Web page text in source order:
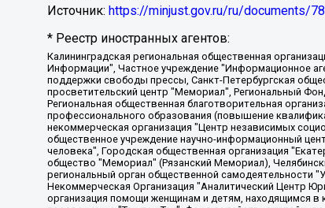
Источник: https://minjust.gov.ru/ru/documents/
* Реестр иностранных агентов:
Калининградская региональная общественная организация "Экозащита!-Женсовет", Фонд содействия защите прав и свобод граждан "Общественный вердикт", Фонд "Институт Развития Свободы Информации", Частное учреждение "Информационное агентство МЕМО. РУ", Региональная общественная организация "Общественная комиссия по сохранению наследия академика Сахарова", Фонд поддержки свободы прессы, Санкт-Петербургская общественная правозащитная организация "Гражданский контроль", Межрегиональная общественная организация "Информационно-просветительский центр "Мемориал", Региональный Фонд "Центр Защиты Прав Средств Массовой Информации", с 05.12.2023 Фонд "Центр Защиты Прав Средств массовой информации", Региональная общественная благотворительная организация помощи беженцам и мигрантам "Гражданское содействие", Негосударственное образовательное учреждение дополнительного профессионального образования (повышение квалификации) специалистов "АКАДЕМИЯ ПО ПРАВАМ ЧЕЛОВЕКА", Свердловская региональная общественная организация "Сутяжник", Автономная некоммерческая организация "Центр независимых социологических исследований", Союз общественных объединений "Российский исследовательский центр по правам человека", Региональное общественное учреждение научно-информационный центр "МЕМОРИАЛ", Некоммерческая организация "Фонд защиты гласности", Автономная некоммерческая организация "Институт прав человека", Городская общественная организация "Екатеринбургское общество "МЕМОРИАЛ", Городская общественная организация "Рязанское историко-просветительское и правозащитное общество "Мемориал" (Рязанский Мемориал), Челябинский региональный орган общественной самодеятельности – женское общественное объединение "Женщины Евразии", Челябинский региональный орган общественной самодеятельности "Уральская правозащитная группа", Фонд содействия защите здоровья и социальной справедливости имени Андрея Рылькова, Автономная Некоммерческая Организация "Аналитический Центр Юрия Левады", Автономная некоммерческая организация социальной поддержки населения "Проект Апрель", Региональная общественная организация помощи женщинам и детям, находящимся в кризисной ситуации "Информационно-методический центр "Анна", Фонд содействия развитию массовых коммуникаций и правовому просвещению "Так-так-Так", Фонд содействия устойчивому развитию "Серебряная тайга", Свердловский региональный общественный фонд социальных проектов "Новое время", "Idel.Реалии", Кавказ.Реалии, Крым.Реалии, Телеканал Настоящее Время, Татаро-башкирская служба Радио Свобода (Azatliq Radiosi), Радио Свободная Европа/Радио Свобода (PCE/PC), "Сибирь.Реалии", "Фактограф", Благотворительный фонд помощи осужденным и их семьям, Автономная некоммерческая организация "Институт глобализации и социальных движений", Фонд "В защиту прав заключенных", Частное учреждение "Центр